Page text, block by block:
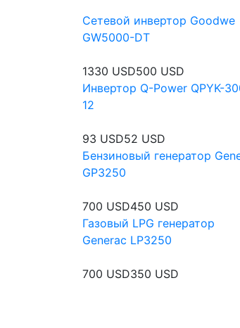
Сетевой инвертор Goodwe
GW5000-DT
1330 USD500 USD
Инвертор Q-Power QPYK-
12
93 USD52 USD
Бензиновый генератор
GP3250
700 USD450 USD
Газовый LPG генератор
Generac LP3250
700 USD350 USD